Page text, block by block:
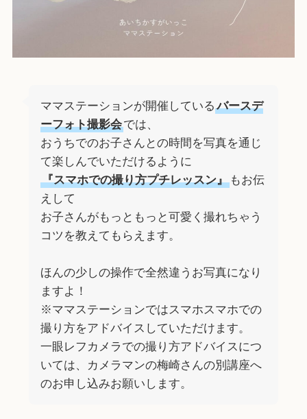
ママステーションが開催している バースデ
ーフォト撮影会では、
おうちでのお子さんとの時間を写真を通じ
て楽しんでいただけるように
『スマホでの撮り方プチレッスン』もお伝
えして
お子さんがもっともっと可愛く撮れちゃう
コツを教えてもらえます。
ほんの少しの操作で全然違うお写真になり
ますよ！
※ママステーションではスマホスマホでの
撮り方をアドバイスしていただけます。
一眼レフカメラでの撮り方アドバイスにつ
いては、カメラマンの梅崎さんの別講座へ
のお申し込みお願いします。